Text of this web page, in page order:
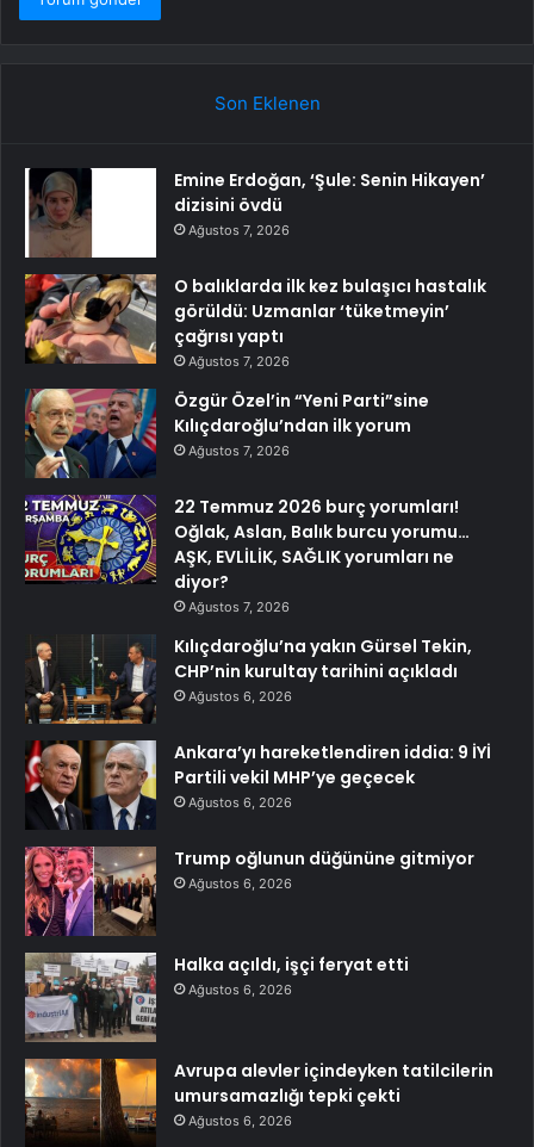
Son Eklenen
Emine Erdoğan, ‘Şule: Senin Hikayen’
dizisini övdü
Ağustos 7, 2026
O balıklarda ilk kez bulaşıcı hastalık
görüldü: Uzmanlar ‘tüketmeyin’
çağrısı yaptı
Ağustos 7, 2026
Özgür Özel’in “Yeni Parti”sine
Kılıçdaroğlu’ndan ilk yorum
Ağustos 7, 2026
22 Temmuz 2026 burç yorumları!
Oğlak, Aslan, Balık burcu yorumu…
AŞK, EVLİLİK, SAĞLIK yorumları ne
diyor?
Ağustos 7, 2026
Kılıçdaroğlu’na yakın Gürsel Tekin,
CHP’nin kurultay tarihini açıkladı
Ağustos 6, 2026
Ankara’yı hareketlendiren iddia: 9 İYİ
Partili vekil MHP’ye geçecek
Ağustos 6, 2026
Trump oğlunun düğününe gitmiyor
Ağustos 6, 2026
Halka açıldı, işçi feryat etti
Ağustos 6, 2026
Avrupa alevler içindeyken tatilcilerin
umursamazlığı tepki çekti
Ağustos 6, 2026